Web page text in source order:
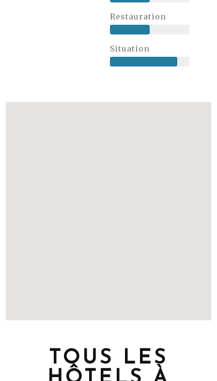
Restauration
Situation
TOUS LES